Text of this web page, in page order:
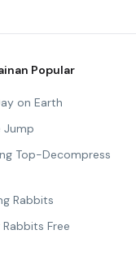
Popular
on Earth
Jump
Top-Decompress
Rabbits
Rabbits Free